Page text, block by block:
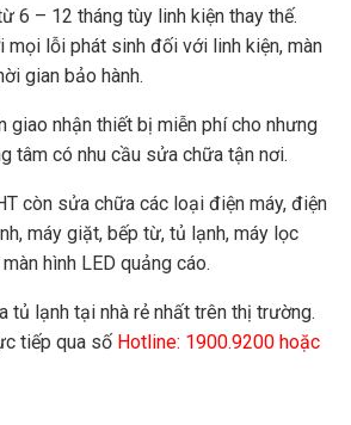
6 – 12 tháng tùy linh kiện thay thế.
mọi lỗi phát sinh đối với linh kiện, màn
gian bảo hành.
giao nhận thiết bị miễn phí cho nhưng
tâm có nhu cầu sửa chữa tận nơi.
còn sửa chữa các loại điện máy, điện
máy giặt, bếp từ, tủ lạnh, máy lọc
hình LED quảng cáo.
tủ lạnh tại nhà rẻ nhất trên thị trường.
tiếp qua số Hotline: 1900.9200 hoặc